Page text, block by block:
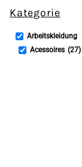
Kategorie
Arbeitskleidung
Acessoires (27)